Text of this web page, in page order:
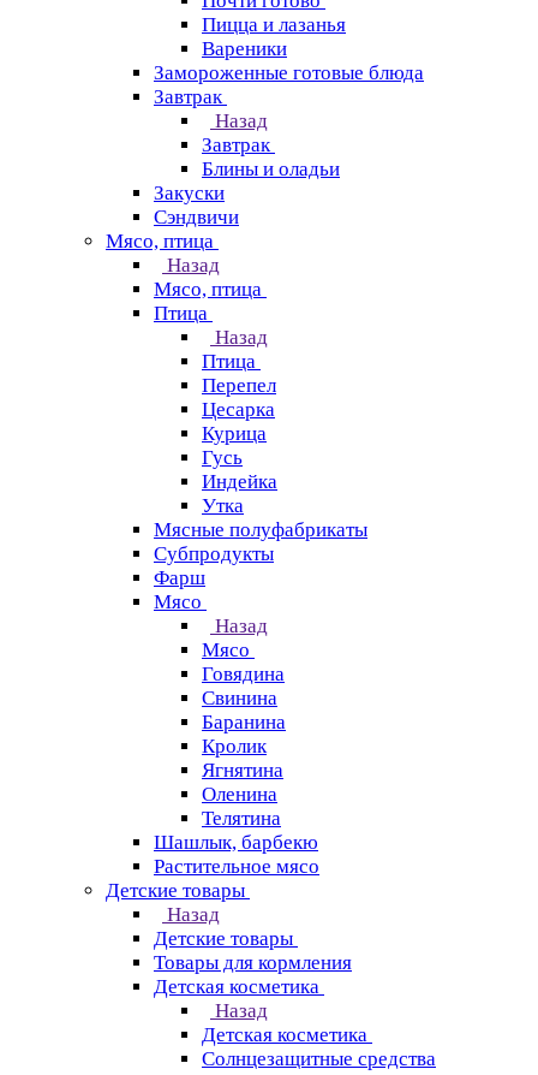
Пицца и лазанья
Вареники
Замороженные готовые блюда
Завтрак
Назад
Завтрак
Блины и оладьи
Закуски
Сэндвичи
Мясо, птица
Назад
Мясо, птица
Птица
Назад
Птица
Перепел
Цесарка
Курица
Гусь
Индейка
Утка
Мясные полуфабрикаты
Субпродукты
Фарш
Мясо
Назад
Мясо
Говядина
Свинина
Баранина
Кролик
Ягнятина
Оленина
Телятина
Шашлык, барбекю
Растительное мясо
Детские товары
Назад
Детские товары
Товары для кормления
Детская косметика
Назад
Детская косметика
Солнцезащитные средства